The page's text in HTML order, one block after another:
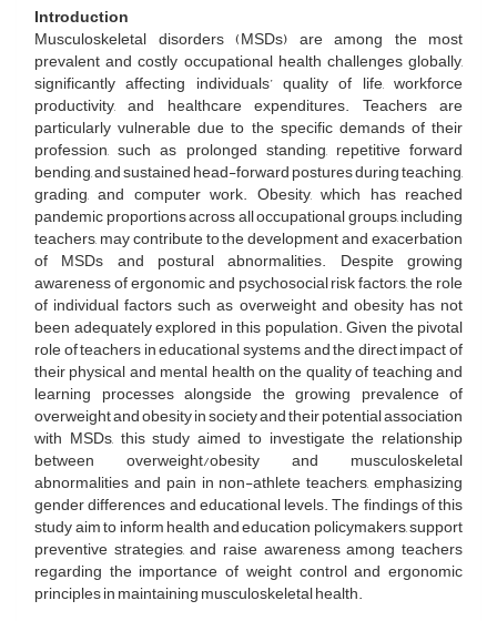
Introduction
Musculoskeletal disorders (MSDs) are among the most
prevalent and costly occupational health challenges globally,
significantly affecting individuals’ quality of life, workforce
productivity, and healthcare expenditures. Teachers are
particularly vulnerable due to the specific demands of their
profession, such as prolonged standing, repetitive forward
bending, and sustained head-forward postures during teaching,
grading, and computer work. Obesity, which has reached
pandemic proportions across all occupational groups, including
teachers, may contribute to the development and exacerbation
of MSDs and postural abnormalities. Despite growing
awareness of ergonomic and psychosocial risk factors, the role
of individual factors such as overweight and obesity has not
been adequately explored in this population. Given the pivotal
role of teachers in educational systems and the direct impact of
their physical and mental health on the quality of teaching and
learning processes alongside the growing prevalence of
overweight and obesity in society and their potential association
with MSDs, this study aimed to investigate the relationship
between overweight/obesity and musculoskeletal
abnormalities and pain in non-athlete teachers, emphasizing
gender differences and educational levels. The findings of this
study aim to inform health and education policymakers, support
preventive strategies, and raise awareness among teachers
regarding the importance of weight control and ergonomic
principles in maintaining musculoskeletal health.